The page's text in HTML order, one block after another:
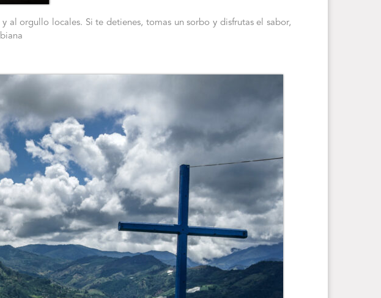
al orgullo locales. Si te detienes, tomas un sorbo y disfrutas el sabor,